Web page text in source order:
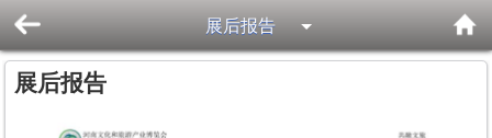
展后报告
展后报告